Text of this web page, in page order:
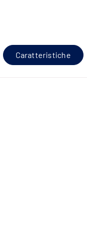
Caratteristiche